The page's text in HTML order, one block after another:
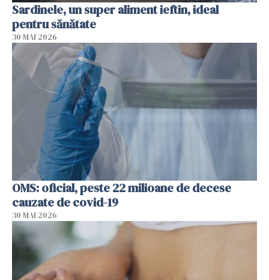
Sardinele, un super aliment ieftin, ideal
pentru sănătate
30 MAI 2026
OMS: oficial, peste 22 milioane de decese
cauzate de covid-19
30 MAI 2026